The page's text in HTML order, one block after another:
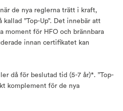
de nya reglerna trätt i kraft,
”Top-Up”. Det innebär att
moment för HFO och brännbara
innan certifikatet kan
då för beslutad tid (5-7 år)*. ”Top-
komplement för de nya